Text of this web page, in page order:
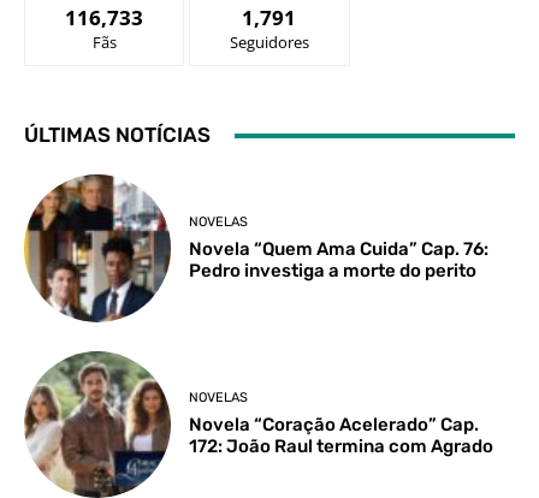
116,733
Fãs
1,791
Seguidores
ÚLTIMAS NOTÍCIAS
NOVELAS
Novela “Quem Ama Cuida” Cap. 76:
Pedro investiga a morte do perito
NOVELAS
Novela “Coração Acelerado” Cap.
172: João Raul termina com Agrado